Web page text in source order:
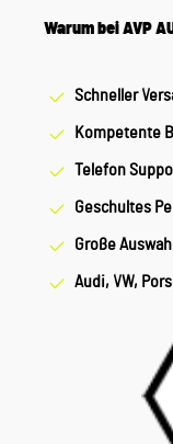
Warum bei AVP
Schneller
Kompetente
Telefon
Geschultes
Große Auswahl
Audi, VW,